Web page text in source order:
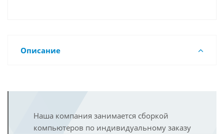
Описание
Наша компания занимается сборкой
компьютеров по индивидуальному заказу